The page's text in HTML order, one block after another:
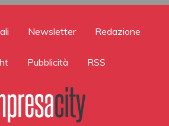
Newsletter Redazione
Pubblicità RSS